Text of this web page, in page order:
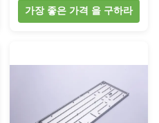
가장 좋은 가격 을 구하라